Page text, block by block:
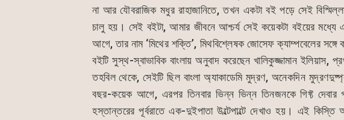
না আর যৌবরাজিক মধুর রাহাজানিতে, তখন একটা বই পড়ে সেই
চালু হয়। সেই বইটা, আমার জীবনে আশ্চর্য সেই কয়েকটা বইয়ের
আগে, তার নাম ‘মিথের শক্তি’, মিথবিশ্লেষক জোসেফ ক্যাম্পবেলের সঙ্গে
বইটি সুস্থ-স্বাভাবিক বাংলায় অনুবাদ করেছেন খালিকুজ্জামান ইলিয়াস,
তহবিল থেকে, সেইটি ছিল বাংলা অ্যাকাডেমি মুদ্রণ, অনেকদিন
বছর-কয়েক আগে, এরপর তিনবার ভিন্ন ভিন্ন তিনজনকে গিফ্ট দেবার
হস্তান্তরের পূর্বরাতে এক-দুইপাতা উল্টেপাল্টে দেখাও হয়। এই